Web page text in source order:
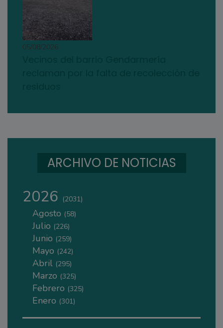
05/08/2026
ARCHIVO DE NOTICIAS
2026 (2031)
Agosto (58)
Julio (226)
Junio (259)
Mayo (242)
Abril (295)
Marzo (325)
Febrero (325)
Enero (301)